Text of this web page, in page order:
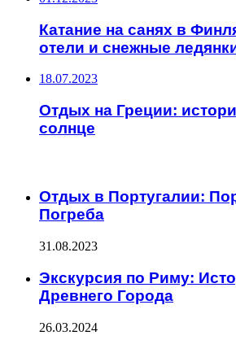
Катание на санях в
отели и снежные
18.07.2023
Отдых на Греции:
солнце
Отдых в Португалии:
Погреба
31.08.2023
Экскурсия по Риму:
Древнего Города
26.03.2024